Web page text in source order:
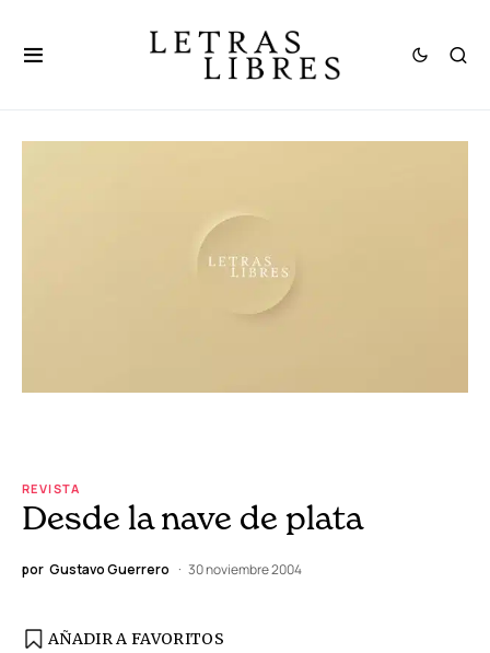
REVISTA
Desde la nave de plata
por Gustavo Guerrero 30 noviembre 2004
AÑADIR A FAVORITOS